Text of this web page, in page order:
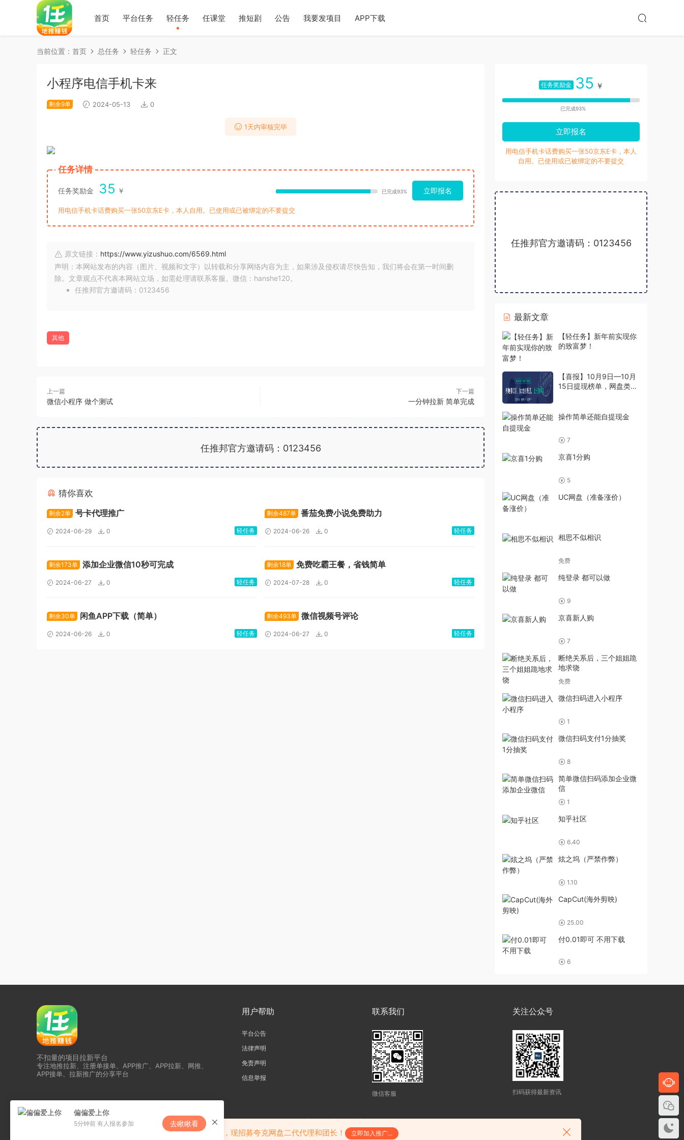
首页 平台任务 轻任务 任课堂 推短剧 公告 我要发项目 APP下载
当前位置： 首页 总任务 轻任务 正文
小程序电信手机卡来
剩余9单 2024-05-13 0
1天内审核完毕
任务详情
任务奖励金 35 ￥ 已完成93% 立即报名
用电信手机卡话费购买一张50京东E卡，本人自用。已使用或已被绑定的不要提交
原文链接： https://www.yizushuo.com/6569.html
声明：本网站发布的内容（图片、视频和文字）以转载和分享网络内容为主，如果涉及侵权请尽快告知，我们将会在第一时间删
除。文章观点不代表本网站立场，如需处理请联系客服。微信：hanshe120。
任推邦官方邀请码：0123456
其他
上一篇
微信小程序 做个测试
下一篇
一分钟拉新 简单完成
任推邦官方邀请码：0123456
猜你喜欢
剩余2单 号卡代理推广
2024-06-29 0 轻任务
剩余487单 番茄免费小说免费助力
2024-06-26 0 轻任务
剩余173单 添加企业微信10秒可完成
2024-06-27 0 轻任务
剩余18单 免费吃霸王餐，省钱简单
2024-07-28 0 轻任务
剩余30单 闲鱼APP下载（简单）
2024-06-26 0 轻任务
剩余493单 微信视频号评论
2024-06-27 0 轻任务
任务奖励金 35 ￥
已完成93%
立即报名
用电信手机卡话费购买一张50京东E卡，本人
自用。已使用或已被绑定的不要提交
任推邦官方邀请码：0123456
最新文章
【轻任务】新年前实现你
的致富梦！
【喜报】10月9日—10月
15日提现榜单，网盘类提
操作简单还能自提现金
7
京喜1分购
5
UC网盘（准备涨价）
相思不似相识
免费
纯登录 都可以做
9
京喜新人购
7
断绝关系后，三个姐姐跪
地求饶
免费
微信扫码进入小程序
1
微信扫码支付1分抽奖
8
简单微信扫码添加企业微
信
1
知乎社区
6.40
炫之坞（严禁作弊）
1.10
CapCut(海外剪映)
25.00
付0.01即可 不用下载
6
不扣量的项目拉新平台
专注地推拉新、注册单接单、APP推广、APP拉新、网推、
APP接单、拉新推广的分享平台
用户帮助
平台公告
法律声明
免责声明
信息举报
联系我们
微信客服
关注公众号
扫码获得最新资讯
陕公网安备61052302000242号
偏偏爱上你
5分钟前 有人报名参加 去瞅瞅看
恭喜任推邦升级为夸克核代，现招募夸克网盘二代代理和团长！ 立即加入推广...